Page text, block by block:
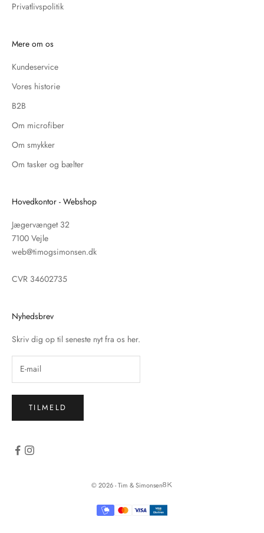
Privatlivspolitik
Mere om os
Kundeservice
Vores historie
B2B
Om microfiber
Om smykker
Om tasker og bælter
Hovedkontor - Webshop
Jægervænget 32
7100 Vejle
web@timogsimonsen.dk
CVR 34602735
Nyhedsbrev
Skriv dig op til seneste nyt fra os her.
TILMELD
© 2026 - Tim & Simonsen